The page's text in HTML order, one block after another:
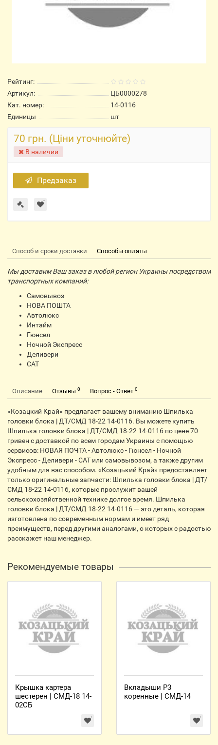
Рейтинг:
Артикул:
ЦБ0000278
Кат. номер:
14-0116
Единицы
шт
70 грн. (Ціни уточнюйте)
В наличии
Предзаказ
Способ и сроки доставки Способы оплаты
Мы доставим Ваш заказ в любой регион Украины посредством
транспортных компаний:
Самовывоз
НОВА ПОШТА
Автолюкс
Интайм
Гюнсел
Ночной Экспресс
Деливери
CАТ
Описание Отзывы 0 Вопрос - Ответ 0
«Козацкий Край» предлагает вашему вниманию Шпилька
головки блока | ДТ/СМД 18-22 14-0116. Вы можете купить
Шпилька головки блока | ДТ/СМД 18-22 14-0116 по цене 70
гривен с доставкой по всем городам Украины с помощью
сервисов: НОВАЯ ПОЧТА - Автолюкс - Гюнсел - Ночной
Экспресс - Деливери - CАТ или самовывозом, а также другим
удобным для вас способом. «Козацький Край» предоставляет
только оригинальные запчасти: Шпилька головки блока | ДТ/
СМД 18-22 14-0116, которые прослужит вашей
сельскохозяйственной технике долгое время. Шпилька
головки блока | ДТ/СМД 18-22 14-0116 — это деталь, которая
изготовлена по современным нормам и имеет ряд
преимуществ, перед другими аналогами, о которых с радостью
расскажет наш менеджер.
Рекомендуемые товары
Крышка картера
шестерен | СМД-18 14-
02СБ
Вкладыши Р3
коренные | СМД-14